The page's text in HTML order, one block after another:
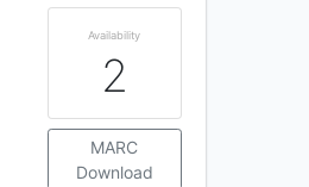
Availability
2
MARC
Download